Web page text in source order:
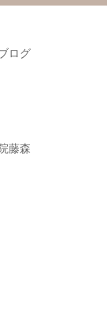
ログ
藤森